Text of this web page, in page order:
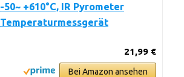
-50~ +610°C, IR Pyrometer
Temperaturmessgerät
21,99 €
Bei Amazon ansehen